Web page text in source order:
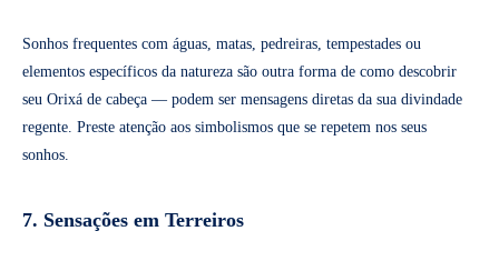
Sonhos frequentes com águas, matas, pedreiras, tempestades ou
elementos específicos da natureza são outra forma de como descobrir
seu Orixá de cabeça — podem ser mensagens diretas da sua divindade
regente. Preste atenção aos simbolismos que se repetem nos seus
sonhos.
7. Sensações em Terreiros